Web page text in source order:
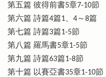
第五篇 彼得前書5章7-10節
第六篇 詩篇4篇1、4～8篇
第七篇 詩篇3篇1-5節
第八篇 羅馬書5章1-5節
第九篇 詩篇63篇1-8節
第十篇 以賽亞書35章1-10節